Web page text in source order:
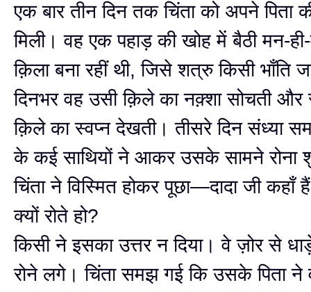
एक बार तीन दिन तक चिंता को अपने पिता
मिली। वह एक पहाड़ की खोह में बैठी मन-
क़िला बना रहीं थी, जिसे शत्रु किसी
दिनभर वह उसी क़िले का नक़्शा सोचती और
क़िले का स्वप्न देखती। तीसरे दिन संध्या
के कई साथियों ने आकर उसके सामने रोना
चिंता ने विस्मित होकर पूछा—दादा जी कहाँ
क्यों रोते हो?
किसी ने इसका उत्तर न दिया। वे ज़ोर से
रोने लगे। चिंता समझ गई कि उसके पिता ने